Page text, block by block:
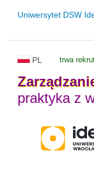
Uniwersytet DSW
PL trwa
praktyka z